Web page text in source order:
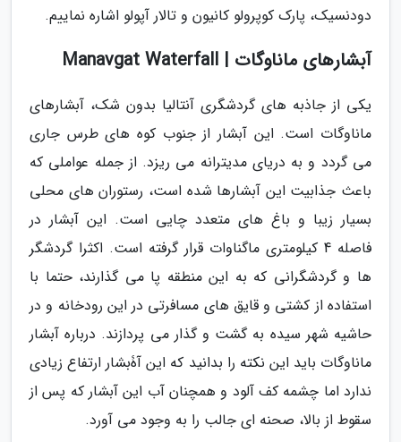
دودنسیک، پارک کوپرولو کانیون و تالار آپولو اشاره نماییم.
آبشارهای ماناوگات | Manavgat Waterfall
یکی از جاذبه های گردشگری آنتالیا بدون شک، آبشارهای
ماناوگات است. این آبشار از جنوب کوه های طرس جاری
می گردد و به دریای مدیترانه می ریزد. از جمله عواملی که
باعث جذابیت این آبشارها شده است، رستوران های محلی
بسیار زیبا و باغ های متعدد چایی است. این آبشار در
فاصله 4 کیلومتری ماگناوات قرار گرفته است. اکثرا گردشگر
ها و گردشگرانی که به این منطقه پا می گذارند، حتما با
استفاده از کشتی و قایق های مسافرتی در این رودخانه و در
حاشیه شهر سیده به گشت و گذار می پردازند. درباره آبشار
ماناوگات باید این نکته را بدانید که این آۀبشار ارتفاع زیادی
ندارد اما چشمه کف آلود و همچنان آب این آبشار که پس از
سقوط از بالا، صحنه ای جالب را به وجود می آورد.